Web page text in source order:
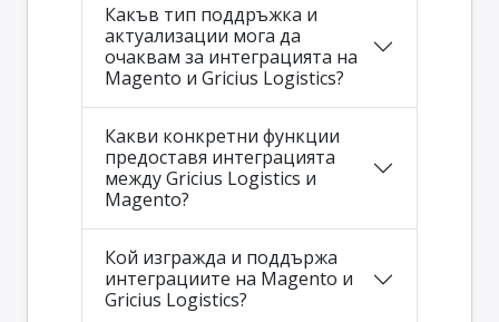
Какъв тип поддръжка и
актуализации мога да
очаквам за интеграцията на
Magento и Gricius Logistics?
Какви конкретни функции
предоставя интеграцията
между Gricius Logistics и
Magento?
Кой изгражда и поддържа
интеграциите на Magento и
Gricius Logistics?